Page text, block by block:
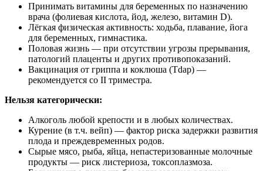
Принимать витамины для беременных по назначению
врача (фолиевая кислота, йод, железо, витамин D).
Лёгкая физическая активность: ходьба, плавание, йога
для беременных, гимнастика.
Половая жизнь — при отсутствии угрозы прерывания,
патологий плаценты и других противопоказаний.
Вакцинация от гриппа и коклюша (Tdap) —
рекомендуется со II триместра.
Нельзя категорически:
Алкоголь любой крепости и в любых количествах.
Курение (в т.ч. вейп) — фактор риска задержки развития
плода и преждевременных родов.
Сырые мясо, рыба, яйца, непастеризованные молочные
продукты — риск листериоза, токсоплазмоза.